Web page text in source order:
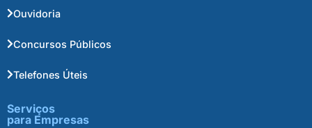
Ouvidoria
Concursos Públicos
Telefones Úteis
Serviços
para Empresas